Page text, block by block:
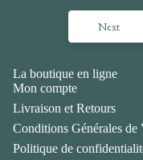
Next
La boutique en ligne
Mon compte
Livraison et Retours
Conditions Générales de
Politique de